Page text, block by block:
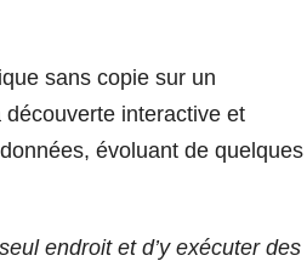
sans copie sur un
interactive et
évoluant de quelques
endroit et d’y exécuter des